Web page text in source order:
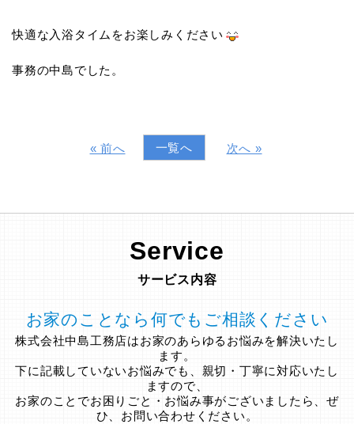
快適な入浴タイムをお楽しみください
事務の中島でした。
« 前へ 一覧へ 次へ »
Service
サービス内容
お家のことなら何でもご相談ください
株式会社中島工務店はお家のあらゆるお悩みを解決いたし
ます。
下に記載していないお悩みでも、親切・丁寧に対応いたし
ますので、
お家のことでお困りごと・お悩み事がございましたら、ぜ
ひ、お問い合わせください。